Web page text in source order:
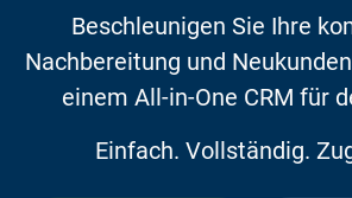
Beschleunigen Sie Ihre
Nachbereitung und
einem All-in-One CRM für
Einfach. Vollständig.